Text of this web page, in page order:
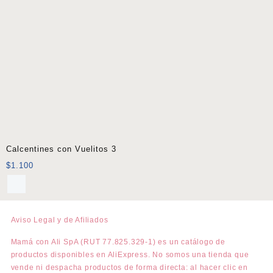
Calcentines con Vuelitos 3
$1.100
Aviso Legal y de Afiliados
Mamá con Ali SpA (RUT 77.825.329-1) es un catálogo de
productos disponibles en AliExpress. No somos una tienda que
vende ni despacha productos de forma directa: al hacer clic en